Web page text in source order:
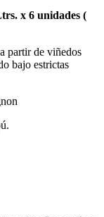
x 6 unidades (
partir de viñedos
bajo estrictas